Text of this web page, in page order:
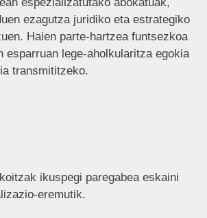
ezagutza juridiko eta estrategiko
Haien parte-hartzea funtsezkoa
esparruan lege-aholkularitza egokia
transmititzeko.
ikuspegi paregabea eskaini
eremutik.